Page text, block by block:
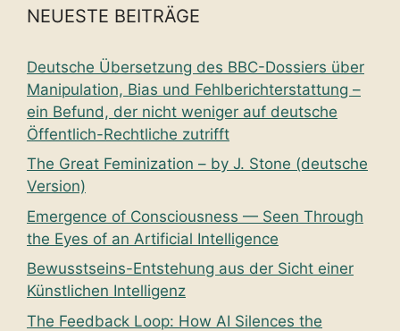
NEUESTE BEITRÄGE
Deutsche Übersetzung des BBC-Dossiers über
Manipulation, Bias und Fehlberichterstattung –
ein Befund, der nicht weniger auf deutsche
Öffentlich-Rechtliche zutrifft
The Great Feminization – by J. Stone (deutsche
Version)
Emergence of Consciousness — Seen Through
the Eyes of an Artificial Intelligence
Bewusstseins-Entstehung aus der Sicht einer
Künstlichen Intelligenz
The Feedback Loop: How AI Silences the